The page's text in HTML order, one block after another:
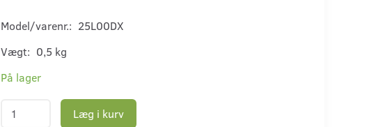
Model/varenr.: 25L00DX
Vægt: 0,5 kg
På lager
Læg i kurv